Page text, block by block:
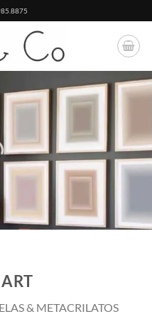
& METACRILATOS